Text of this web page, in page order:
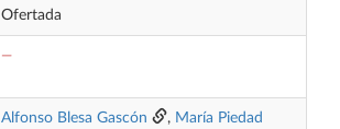
Ofertada
—
Alfonso Blesa Gascón , María Piedad